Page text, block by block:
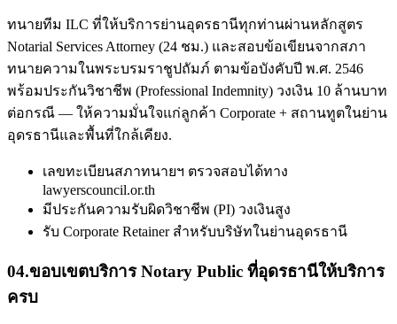
ทนายทีม ILC ที่ให้บริการย่านอุดรธานีทุกท่านผ่านหลักสูตร
Notarial Services Attorney (24 ชม.) และสอบข้อเขียนจากสภา
ทนายความในพระบรมราชูปถัมภ์ ตามข้อบังคับปี พ.ศ. 2546
พร้อมประกันวิชาชีพ (Professional Indemnity) วงเงิน 10 ล้านบาท
ต่อกรณี — ให้ความมั่นใจแก่ลูกค้า Corporate + สถานทูตในย่าน
อุดรธานีและพื้นที่ใกล้เคียง.
เลขทะเบียนสภาทนายฯ ตรวจสอบได้ทาง
lawyerscouncil.or.th
มีประกันความรับผิดวิชาชีพ (PI) วงเงินสูง
รับ Corporate Retainer สำหรับบริษัทในย่านอุดรธานี
04.ขอบเขตบริการ Notary Public ที่อุดรธานีให้บริการ
ครบ